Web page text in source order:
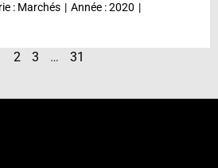
: Marchés Année :2020
2 3 … 31